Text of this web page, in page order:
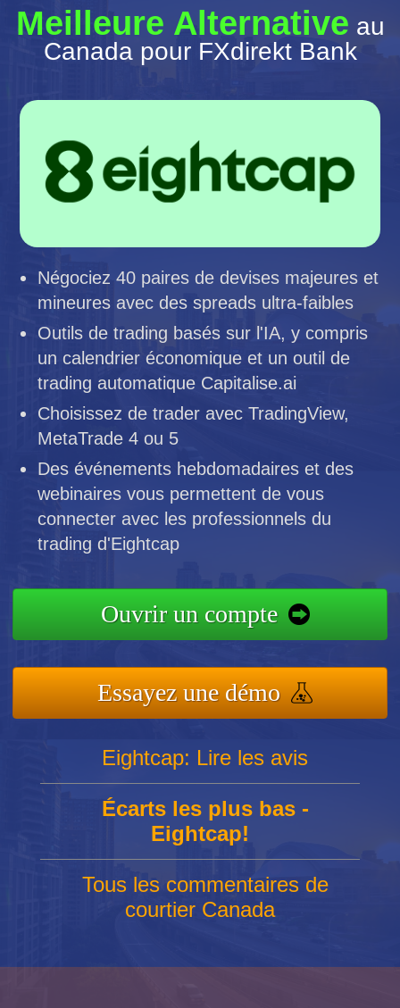
Meilleure Alternative au
Canada pour FXdirekt Bank
Négociez 40 paires de devises majeures et
mineures avec des spreads ultra-faibles
Outils de trading basés sur l'IA, y compris
un calendrier économique et un outil de
trading automatique Capitalise.ai
Choisissez de trader avec TradingView,
MetaTrade 4 ou 5
Des événements hebdomadaires et des
webinaires vous permettent de vous
connecter avec les professionnels du
trading d'Eightcap
Ouvrir un compte
Essayez une démo
Eightcap: Lire les avis
Écarts les plus bas -
Eightcap!
Tous les commentaires de
courtier Canada